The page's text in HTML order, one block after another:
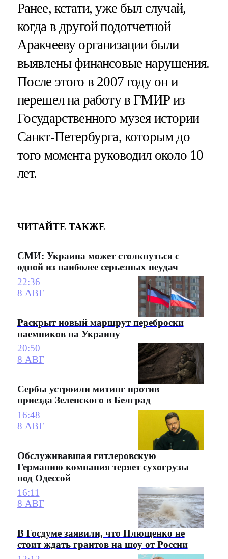
Ранее, кстати, уже был случай,
когда в другой подотчетной
Аракчееву организации были
выявлены финансовые нарушения.
После этого в 2007 году он и
перешел на работу в ГМИР из
Государственного музея истории
Санкт-Петербурга, которым до
того момента руководил около 10
лет.
ЧИТАЙТЕ ТАКЖЕ
СМИ: Украина может столкнуться с
одной из наиболее серьезных неудач
22:36
8 АВГ
Раскрыт новый маршрут переброски
наемников на Украину
20:50
8 АВГ
Сербы устроили митинг против
приезда Зеленского в Белград
16:48
8 АВГ
Обслуживавшая гитлеровскую
Германию компания теряет сухогрузы
под Одессой
16:11
8 АВГ
В Госдуме заявили, что Плющенко не
стоит ждать грантов на шоу от России